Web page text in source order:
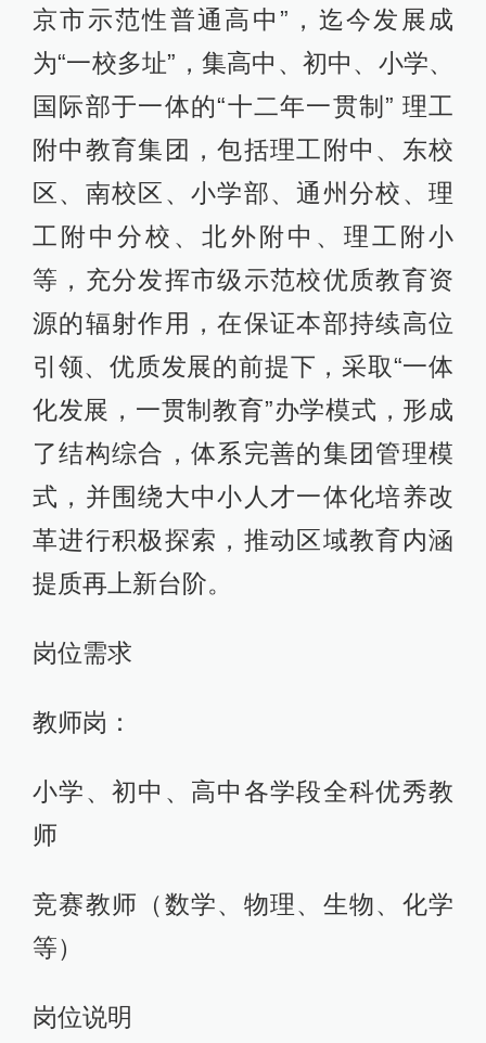
京市示范性普通高中”，迄今发展成
为“一校多址”，集高中、初中、小学、
国际部于一体的“十二年一贯制” 理工
附中教育集团，包括理工附中、东校
区、南校区、小学部、通州分校、理
工附中分校、北外附中、理工附小
等，充分发挥市级示范校优质教育资
源的辐射作用，在保证本部持续高位
引领、优质发展的前提下，采取“一体
化发展，一贯制教育”办学模式，形成
了结构综合，体系完善的集团管理模
式，并围绕大中小人才一体化培养改
革进行积极探索，推动区域教育内涵
提质再上新台阶。
岗位需求
教师岗：
小学、初中、高中各学段全科优秀教
师
竞赛教师（数学、物理、生物、化学
等）
岗位说明